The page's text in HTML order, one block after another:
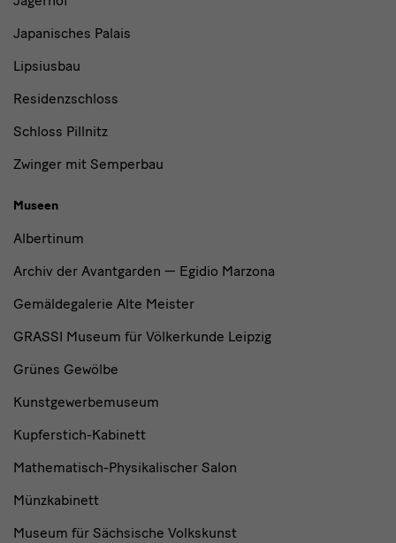
Japanisches Palais
Lipsiusbau
Residenzschloss
Schloss Pillnitz
Zwinger mit Semperbau
Museen
Albertinum
Archiv der Avantgarden — Egidio Marzona
Gemäldegalerie Alte Meister
GRASSI Museum für Völkerkunde Leipzig
Grünes Gewölbe
Kunstgewerbemuseum
Kupferstich-Kabinett
Mathematisch-Physikalischer Salon
Münzkabinett
Museum für Sächsische Volkskunst